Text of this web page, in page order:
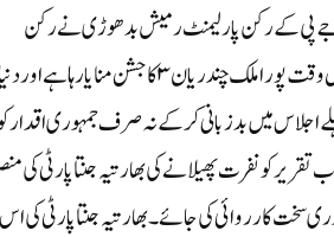
بی جے پی کے رکن پارلیمنٹ رمیش بدھوڑی نے رکن
پارلیمنٹ کنوردانش علی کے ساتھ غیر مہذب سلوک کئے جانے کی مذمت کرتے ہوئے کہا کہ جس وقت پورا ملک چندریان ۳ کا جشن منایا رہا ہے
اجلاس میں بدزبانی کرکے نہ صرف جمہوری اقدار
کو نفرت پھیلانے کی بھارتیہ جنتا پارٹی کی
کارروائی کی جائے۔ بھارتیہ جنتا پارٹی کی اس